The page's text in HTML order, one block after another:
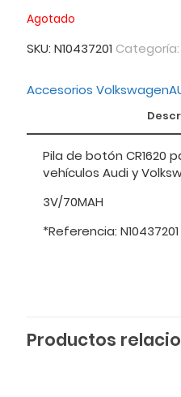
Agotado
SKU: N10437201 Categoría:
Accesorios Volkswagen
Pila de botón CR1620
vehículos Audi y
3V/70MAH
*Referencia: N10437201
Productos